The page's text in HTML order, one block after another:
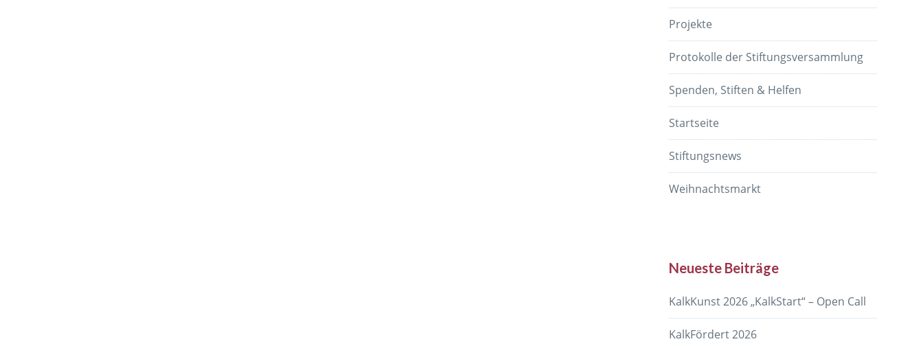
Projekte
Protokolle der Stiftungsversammlung
Spenden, Stiften & Helfen
Startseite
Stiftungsnews
Weihnachtsmarkt
Neueste Beiträge
KalkKunst 2026 „KalkStart“ – Open Call
KalkFördert 2026